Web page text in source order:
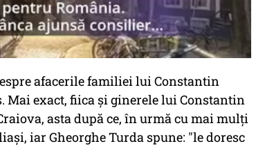
afacerile familiei lui Constantin
Mai exact, fiica și ginerele lui Constantin
asta după ce, în urmă cu mai mulți
iar Gheorghe Turda spune: "le doresc